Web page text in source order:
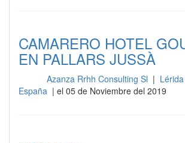
CAMARERO HOTEL
EN PALLARS JUSSÀ
Azanza Rrhh Consulting Sl |
España | el 05 de Noviembre del 2019